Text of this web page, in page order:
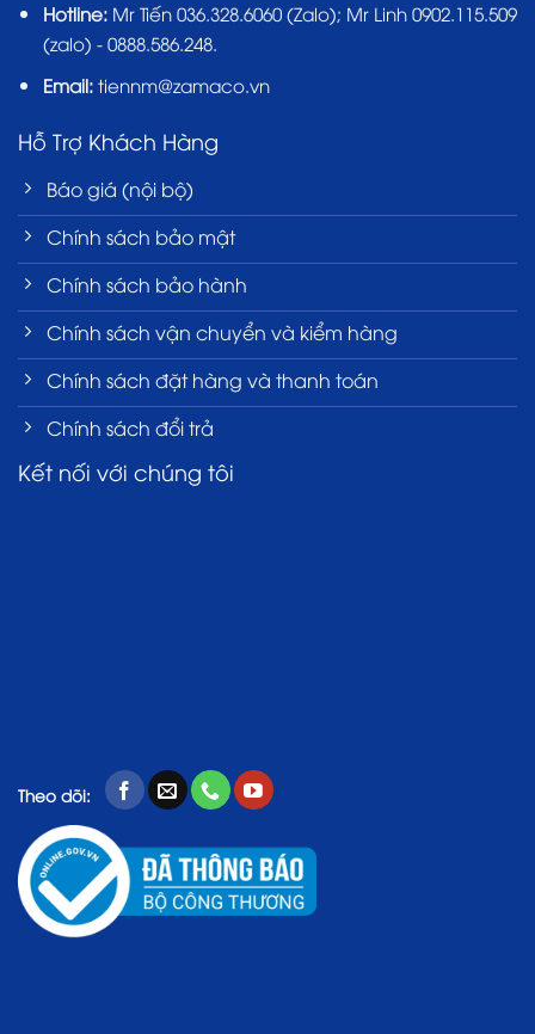
Hotline: Mr Tiến 036.328.6060(Zalo); Mr Linh 0902.115.509
(zalo) - 0888.586.248.
Email:tiennm@zamaco.vn
Hỗ Trợ Khách Hàng
Báo giá (nội bộ)
Chính sách bảo mật
Chính sách bảo hành
Chính sách vận chuyển và kiểm hàng
Chính sách đặt hàng và thanh toán
Chính sách đổi trả
Kết nối với chúng tôi
Theo dõi: